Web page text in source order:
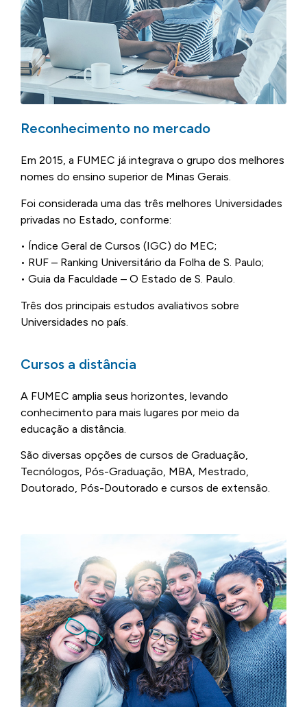
Reconhecimento no mercado
Em 2015, a FUMEC já integrava o grupo dos melhores
nomes do ensino superior de Minas Gerais.
Foi considerada uma das três melhores Universidades
privadas no Estado, conforme:
• Índice Geral de Cursos (IGC) do MEC;
• RUF – Ranking Universitário da Folha de S. Paulo;
• Guia da Faculdade – O Estado de S. Paulo.
Três dos principais estudos avaliativos sobre
Universidades no país.
Cursos a distância
A FUMEC amplia seus horizontes, levando
conhecimento para mais lugares por meio da
educação a distância.
São diversas opções de cursos de Graduação,
Tecnólogos, Pós-Graduação, MBA, Mestrado,
Doutorado, Pós-Doutorado e cursos de extensão.